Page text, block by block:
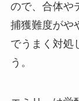
ので、合体や
捕獲難度がや
でうまく対処
う。